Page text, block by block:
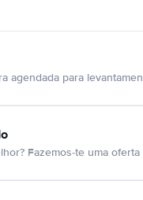
agendada para
Fazemos-te uma oferta